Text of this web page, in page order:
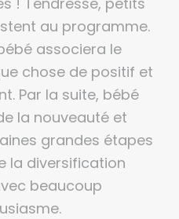
au programme.
associera le
chose de positif et
Par la suite, bébé
la nouveauté et
grandes étapes
la diversification
beaucoup